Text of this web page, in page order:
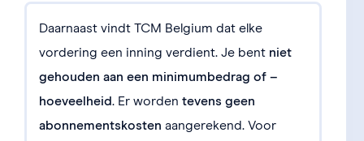
Daarnaast vindt TCM Belgium dat elke
vordering een inning verdient. Je bent niet
gehouden aan een minimumbedrag of –
hoeveelheid. Er worden tevens geen
abonnementskosten aangerekend. Voor